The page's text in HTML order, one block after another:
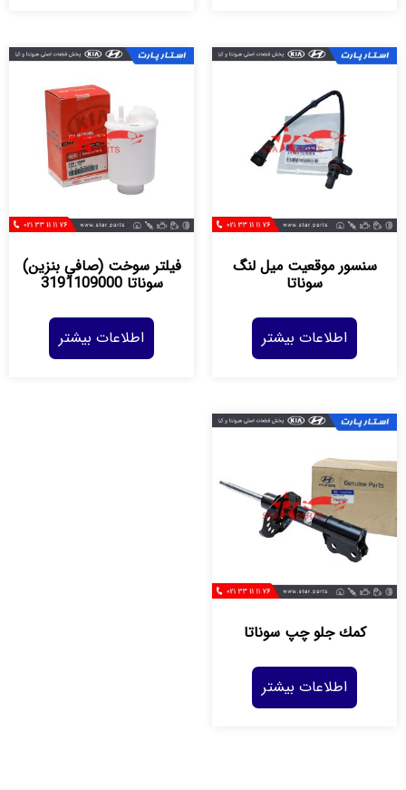
سنسور موقعيت ميل لنگ
سوناتا
اطلاعات بیشتر
فيلتر سوخت (صافي بنزين)
سوناتا 3191109000
اطلاعات بیشتر
كمك جلو چپ سوناتا
اطلاعات بیشتر